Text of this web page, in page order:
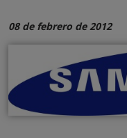
08 de febrero de 2012